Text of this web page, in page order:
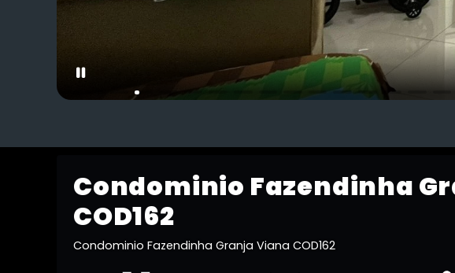
Condominio Fazendinha
COD162
Condominio Fazendinha Granja Viana COD162